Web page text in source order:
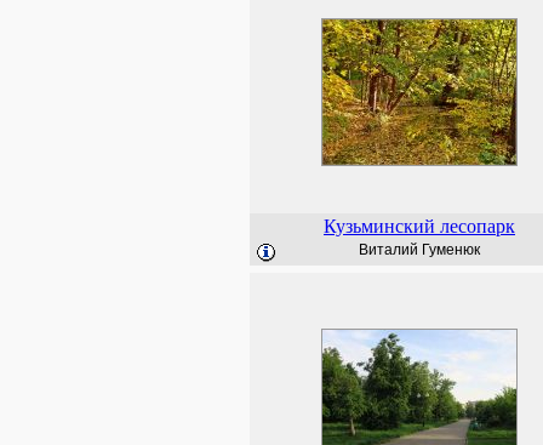
Кузьминский лесопарк
Виталий Гуменюк